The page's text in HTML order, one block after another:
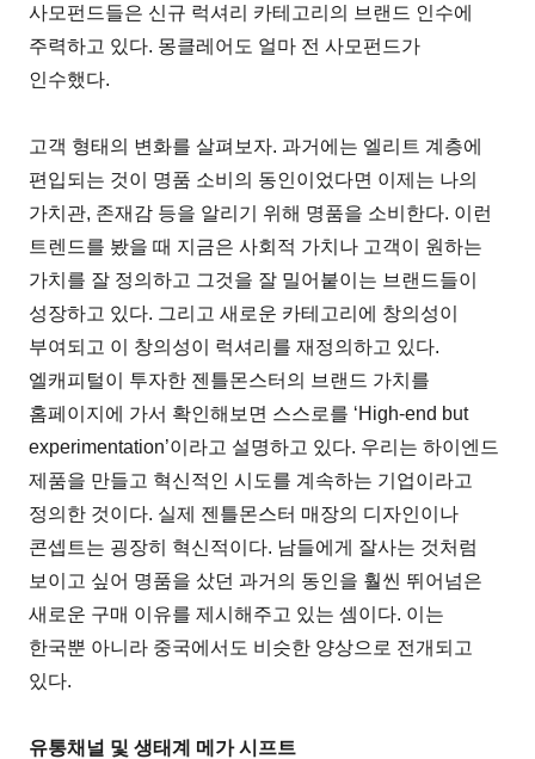
사모펀드들은 신규 럭셔리 카테고리의 브랜드 인수에
주력하고 있다. 몽클레어도 얼마 전 사모펀드가
인수했다.
고객 형태의 변화를 살펴보자. 과거에는 엘리트 계층에
편입되는 것이 명품 소비의 동인이었다면 이제는 나의
가치관, 존재감 등을 알리기 위해 명품을 소비한다. 이런
트렌드를 봤을 때 지금은 사회적 가치나 고객이 원하는
가치를 잘 정의하고 그것을 잘 밀어붙이는 브랜드들이
성장하고 있다. 그리고 새로운 카테고리에 창의성이
부여되고 이 창의성이 럭셔리를 재정의하고 있다.
엘캐피털이 투자한 젠틀몬스터의 브랜드 가치를
홈페이지에 가서 확인해보면 스스로를 ‘High-end but
experimentation’이라고 설명하고 있다. 우리는 하이엔드
제품을 만들고 혁신적인 시도를 계속하는 기업이라고
정의한 것이다. 실제 젠틀몬스터 매장의 디자인이나
콘셉트는 굉장히 혁신적이다. 남들에게 잘사는 것처럼
보이고 싶어 명품을 샀던 과거의 동인을 훨씬 뛰어넘은
새로운 구매 이유를 제시해주고 있는 셈이다. 이는
한국뿐 아니라 중국에서도 비슷한 양상으로 전개되고
있다.
유통채널 및 생태계 메가 시프트